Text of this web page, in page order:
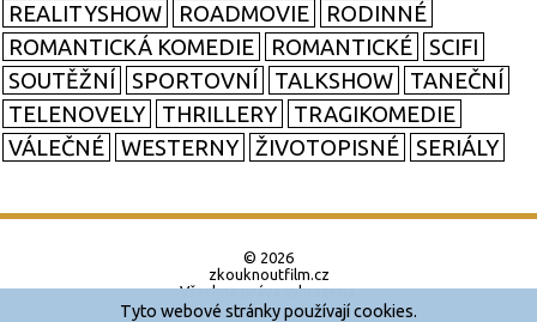
REALITYSHOW
ROADMOVIE
RODINNÉ
ROMANTICKÁ KOMEDIE
ROMANTICKÉ
SCIFI
SOUTĚŽNÍ
SPORTOVNÍ TALKSHOW
TANEČNÍ
TELENOVELY
THRILLERY
TRAGIKOMEDIE
VÁLEČNÉ
WESTERNY ŽIVOTOPISNÉ SERIÁLY
© 2026
zkouknoutfilm.cz
Všechna práva vyhrazena.
Tyto webové stránky používají cookies.